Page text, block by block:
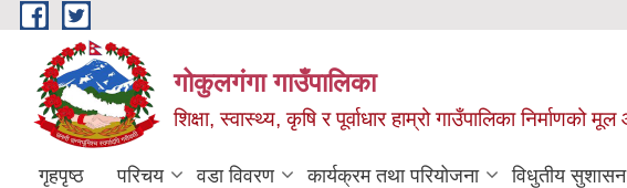
Skip to main content
गोकुलगंगा गाउँपालिका
शिक्षा, स्वास्थ्य, कृषि र पूर्वाधार हाम्रो गाउँपालिका निर्माणको
गृहपृष्ठ परिचय वडा विवरण कार्यक्रम तथा परियोजना विधुतीय